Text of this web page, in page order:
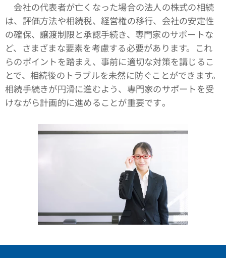
会社の代表者が亡くなった場合の法人の株式の相続
は、評価方法や相続税、経営権の移行、会社の安定性
の確保、譲渡制限と承認手続き、専門家のサポートな
ど、さまざまな要素を考慮する必要があります。これ
らのポイントを踏まえ、事前に適切な対策を講じるこ
とで、相続後のトラブルを未然に防ぐことができます。
相続手続きが円滑に進むよう、専門家のサポートを受
けながら計画的に進めることが重要です​。